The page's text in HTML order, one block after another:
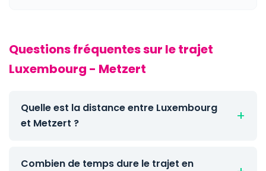
Questions fréquentes sur le trajet
Luxembourg - Metzert
Quelle est la distance entre Luxembourg
et Metzert ?
Combien de temps dure le trajet en